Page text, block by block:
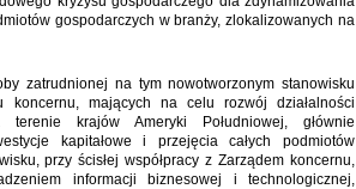
gospodarczych w branży, zlokalizowanych na
zatrudnionej na tym nowotworzonym stanowisku
koncernu, mających na celu rozwój działalności
krajów Ameryki Południowej, głównie
kapitałowe i przejęcia całych podmiotów
przy ścisłej współpracy z Zarządem koncernu,
informacji biznesowej i technologicznej,